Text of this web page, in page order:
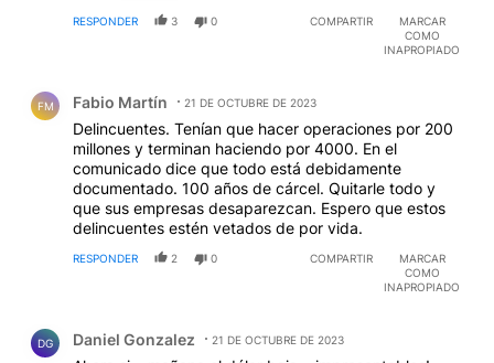
RESPONDER 3 0 COMPARTIR
MARCAR
COMO
INAPROPIADO
FM Fabio Martín 21 DE OCTUBRE DE 2023
Delincuentes. Tenían que hacer operaciones por 200
millones y terminan haciendo por 4000. En el
comunicado dice que todo está debidamente
documentado. 100 años de cárcel. Quitarle todo y
que sus empresas desaparezcan. Espero que estos
delincuentes estén vetados de por vida.
RESPONDER 2 0 COMPARTIR
MARCAR
COMO
INAPROPIADO
DG Daniel Gonzalez 21 DE OCTUBRE DE 2023